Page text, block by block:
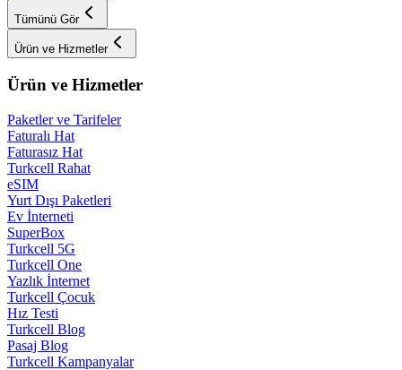
Tümünü Gör
Ürün ve Hizmetler
Ürün ve Hizmetler
Paketler ve Tarifeler
Faturalı Hat
Faturasız Hat
Turkcell Rahat
eSIM
Yurt Dışı Paketleri
Ev İnterneti
SuperBox
Turkcell 5G
Turkcell One
Yazlık İnternet
Turkcell Çocuk
Hız Testi
Turkcell Blog
Pasaj Blog
Turkcell Kampanyalar